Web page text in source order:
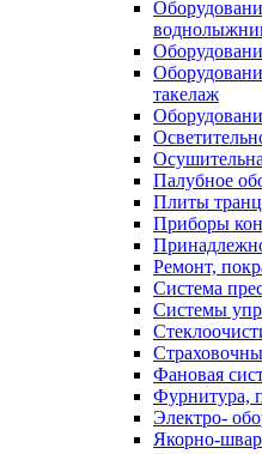
такелаж
Палубное
Плиты
Приборы
Ремонт,
Система
Системы
Фановая
Фурнитура,
Электро-
Якорно-